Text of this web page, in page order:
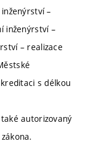
–
inženýrství –
– realizace
s délkou
autorizovaný